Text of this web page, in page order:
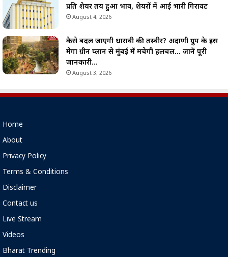
प्रति शेयर तय हुआ भाव, शेयरों में आई भारी गिरावट
August 4, 2026
कैसे बदल जाएगी धारावी की तस्वीर? अदाणी ग्रुप के इस
मेगा ग्रीन प्लान से मुंबई में मचेगी हलचल… जानें पूरी
जानकारी…
August 3, 2026
Home
About
Privacy Policy
Terms & Conditions
Disclaimer
Contact us
Live Stream
Videos
Bharat Trending